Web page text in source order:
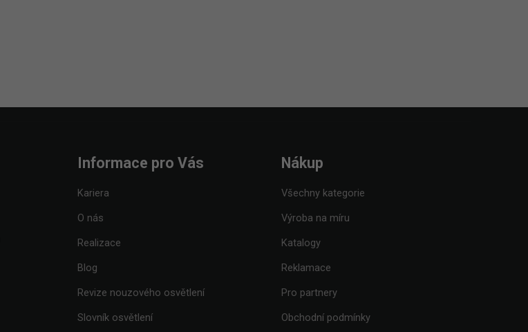
Informace pro Vás
Kariera
O nás
Realizace
Blog
Revize nouzového osvětlení
Slovník osvětlení
Nákup
Všechny kategorie
Výroba na míru
Katalogy
Reklamace
Pro partnery
Obchodní podmínky